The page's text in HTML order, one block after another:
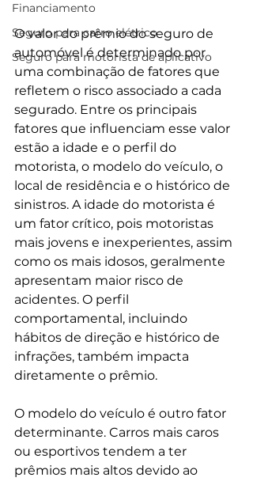
Financiamento
Seguro para carro elétrico
Seguro para motorista de aplicativo
O valor do prêmio do seguro de
automóvel é determinado por
uma combinação de fatores que
refletem o risco associado a cada
segurado. Entre os principais
fatores que influenciam esse valor
estão a idade e o perfil do
motorista, o modelo do veículo, o
local de residência e o histórico de
sinistros. A idade do motorista é
um fator crítico, pois motoristas
mais jovens e inexperientes, assim
como os mais idosos, geralmente
apresentam maior risco de
acidentes. O perfil
comportamental, incluindo
hábitos de direção e histórico de
infrações, também impacta
diretamente o prêmio.
O modelo do veículo é outro fator
determinante. Carros mais caros
ou esportivos tendem a ter
prêmios mais altos devido ao